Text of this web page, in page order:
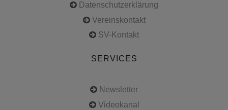
Datenschutzerklärung
Vereinskontakt
SV-Kontakt
SERVICES
Newsletter
Videokanal